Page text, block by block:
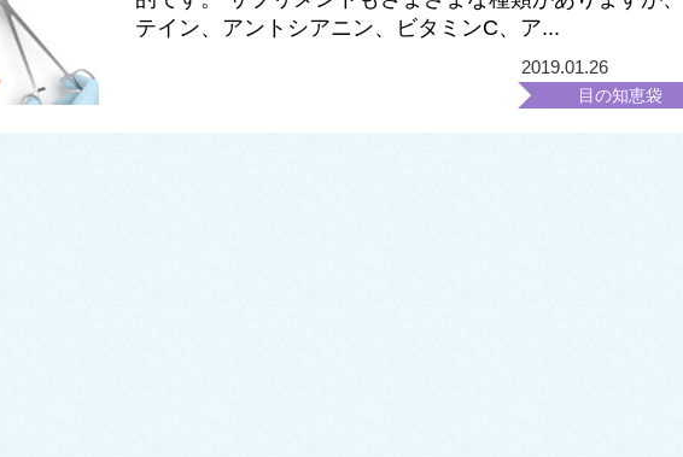
テイン、アントシアニン、ビタミンC、ア...
2019.01.26
目の知恵袋